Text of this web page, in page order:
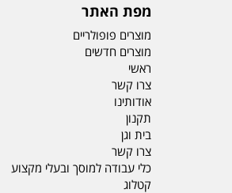
מפת האתר
מוצרים פופולריים
מוצרים חדשים
ראשי
צרו קשר
אודותינו
תקנון
בית וגן
צרו קשר
כלי עבודה למוסך ובעלי מקצוע
קטלוג